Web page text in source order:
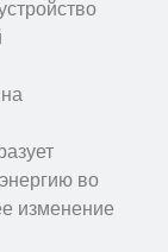
во
изменение